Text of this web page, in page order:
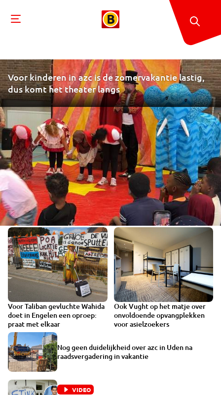
Voor kinderen in azc is de zomervakantie lastig,
dus komt het theater langs
Voor Taliban gevluchte Wahida
doet in Engelen een oproep:
praat met elkaar
Ook Vught op het matje over
onvoldoende opvangplekken
voor asielzoekers
Nog geen duidelijkheid over azc in Uden na
raadsvergadering in vakantie
VIDEO